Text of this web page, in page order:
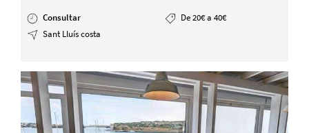
Consultar
De 20€ a 40€
Sant Lluís costa